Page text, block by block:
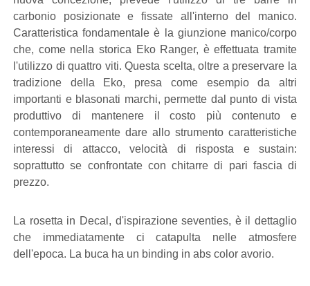
carbonio posizionate e fissate all'interno del manico.
Caratteristica fondamentale è la giunzione manico/corpo
che, come nella storica Eko Ranger, è effettuata tramite
l'utilizzo di quattro viti. Questa scelta, oltre a preservare la
tradizione della Eko, presa come esempio da altri
importanti e blasonati marchi, permette dal punto di vista
produttivo di mantenere il costo più contenuto e
contemporaneamente dare allo strumento caratteristiche
interessi di attacco, velocità di risposta e sustain:
soprattutto se confrontate con chitarre di pari fascia di
prezzo.
La rosetta in Decal, d'ispirazione seventies, è il dettaglio
che immediatamente ci catapulta nelle atmosfere
dell'epoca. La buca ha un binding in abs color avorio.